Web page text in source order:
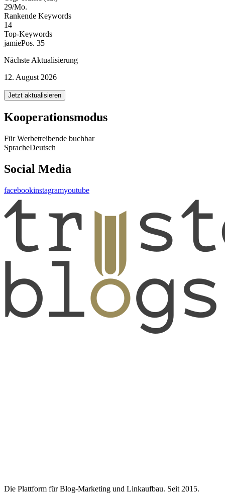
29/Mo.
Rankende Keywords
14
Top-Keywords
jamiePos. 35
Nächste Aktualisierung
12. August 2026
Jetzt aktualisieren
Kooperationsmodus
Für Werbetreibende buchbar
SpracheDeutsch
Social Media
facebookinstagramyoutube
Die Plattform für Blog-Marketing und Linkaufbau. Seit 2015.